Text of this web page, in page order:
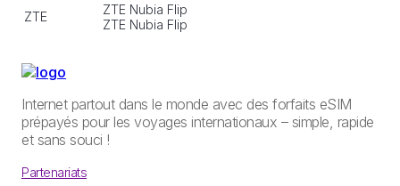
ZTE
ZTE Nubia Flip
ZTE Nubia Flip
Internet partout dans le monde avec des forfaits eSIM
prépayés pour les voyages internationaux – simple, rapide
et sans souci !
Partenariats